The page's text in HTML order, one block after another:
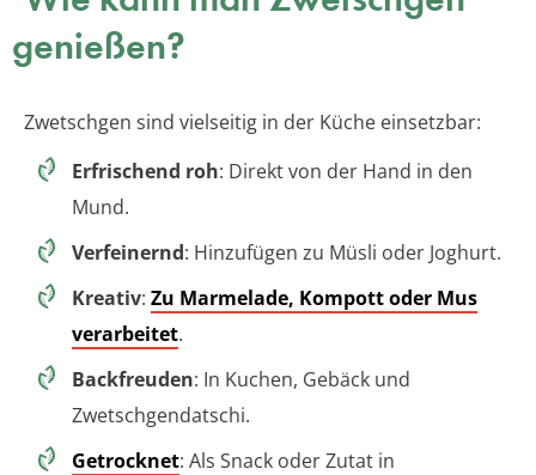
genießen?
Zwetschgen sind vielseitig in der Küche einsetzbar:
Erfrischend roh: Direkt von der Hand in den
Mund.
Verfeinernd: Hinzufügen zu Müsli oder Joghurt.
Kreativ: Zu Marmelade, Kompott oder Mus
verarbeitet.
Backfreuden: In Kuchen, Gebäck und
Zwetschgendatschi.
Getrocknet: Als Snack oder Zutat in